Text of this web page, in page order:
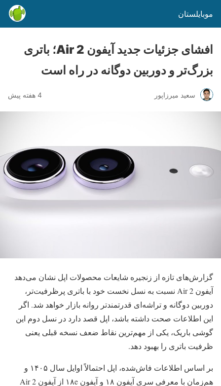
موبایلستان
افشای جزئیات جدید آیفون Air 2؛ باتری
بزرگ‌تر و دوربین دوگانه در راه است
سعید میرزاپور 4 هفته پیش
گزارش‌های تازه از زنجیره شایعات محصولات اپل نشان می‌دهد
آیفون Air 2 نسبت به نسل نخست خود با باتری پرظرفیت‌تر،
دوربین دوگانه و تراشه‌ای قدرتمندتر روانه بازار خواهد شد. اگر
این اطلاعات صحت داشته باشد، اپل قصد دارد در نسل دوم این
گوشی باریک، یکی از مهم‌ترین نقاط ضعف نسخه قبلی یعنی
ظرفیت باتری را بهبود دهد.
بر اساس اطلاعات فاش‌شده، اپل احتمالاً اوایل سال ۱۴۰۵ و
هم‌زمان با معرفی سری آیفون ۱۸ و آیفون ۱۸e از آیفون Air 2